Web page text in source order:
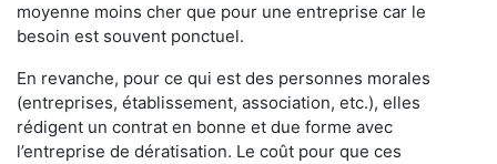
moyenne moins cher que pour une entreprise car le
besoin est souvent ponctuel.
En revanche, pour ce qui est des personnes morales
(entreprises, établissement, association, etc.), elles
rédigent un contrat en bonne et due forme avec
l’entreprise de dératisation. Le coût pour que ces